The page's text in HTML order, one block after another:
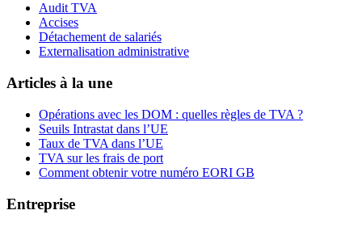
Audit TVA
Accises
Détachement de salariés
Externalisation administrative
Articles à la une
Opérations avec les DOM : quelles règles de TVA ?
Seuils Intrastat dans l’UE
Taux de TVA dans l’UE
TVA sur les frais de port
Comment obtenir votre numéro EORI GB
Entreprise